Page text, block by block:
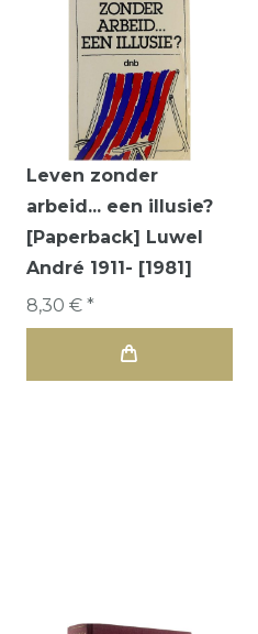
Leven zonder
arbeid... een illusie?
[Paperback] Luwel
André 1911- [1981]
8,30 € *